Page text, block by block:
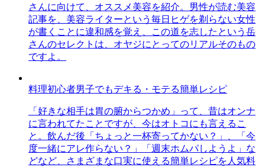
さんに向けて、オススメ美容を紹介。男性が読む美容
記事を、美容ライターという毎日ヒゲを剃らない女性
が書くことに違和感を覚え、この道を志したという岳
さんのセレクトは、オヤジにとってのリアルそのもの
ですよ。
料理初心者男子でもデキる・モテる簡単レシピ
「好きな相手は胃の腑からつかめ」って、昔はオンナ
に言われてたことですが、今はオトコにも言えるこ
と。飲んだ後「ちょっと一杯寄ってかない？」、「今
度一緒にアレ作らない？」「週末ホムパしようよ」な
どなど、さまざまな口実に使える簡単レシピを人気料